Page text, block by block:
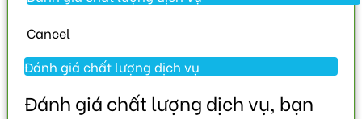
Cancel